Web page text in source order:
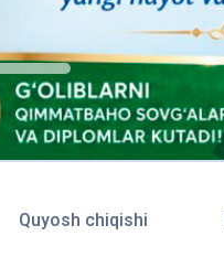
Quyosh chiqishi